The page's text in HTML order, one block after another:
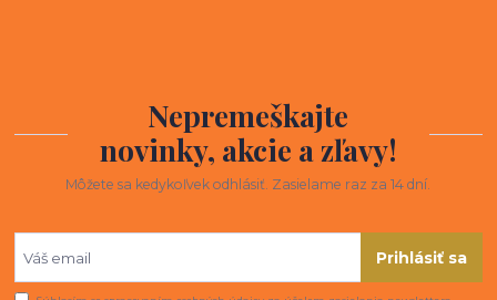
Nepremeškajte
novinky, akcie a zľavy!
Môžete sa kedykoľvek odhlásiť. Zasielame raz za 14 dní.
Prihlásiť sa